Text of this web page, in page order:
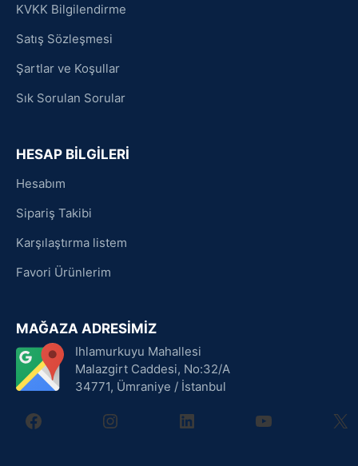
KVKK Bilgilendirme
Satış Sözleşmesi
Şartlar ve Koşullar
Sık Sorulan Sorular
HESAP BİLGİLERİ
Hesabım
Sipariş Takibi
Karşılaştırma listem
Favori Ürünlerim
MAĞAZA ADRESİMİZ
Ihlamurkuyu Mahallesi
Malazgirt Caddesi, No:32/A
34771, Ümraniye / İstanbul
facebookinstagramlinkedin youtube X